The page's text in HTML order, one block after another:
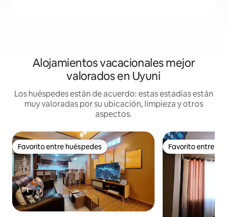
Alojamientos vacacionales mejor
valorados en Uyuni
Los huéspedes están de acuerdo: estas estadías están
muy valoradas por su ubicación, limpieza y otros
aspectos.
Favorito entre huéspedes
Favorito entre huéspedes Favorito entre
Favorito entre